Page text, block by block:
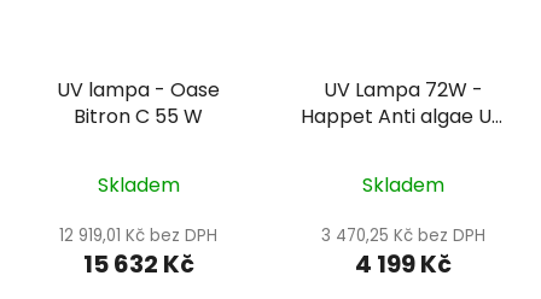
UV lampa - Oase
Bitron C 55 W
Skladem
12 919,01 Kč bez DPH
15 632 Kč
UV Lampa 72W -
Happet Anti algae UV
Skladem
3 470,25 Kč bez DPH
4 199 Kč